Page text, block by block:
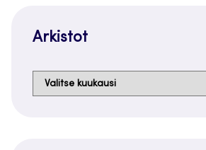
Arkistot
Arkistot